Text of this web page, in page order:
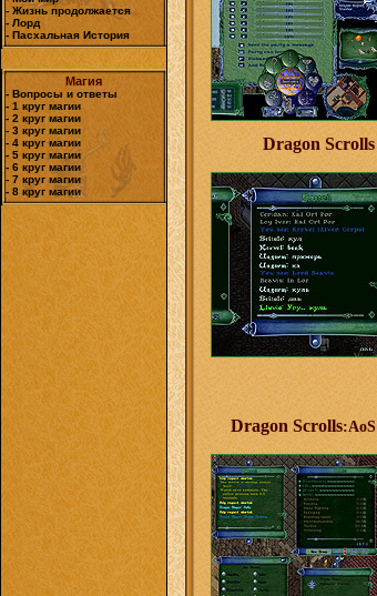
- Жизнь продолжается
- Лорд
- Пасхальная История
Магия
- Вопросы и ответы
- 1 круг магии
- 2 круг магии
- 3 круг магии
- 4 круг магии
- 5 круг магии
- 6 круг магии
- 7 круг магии
- 8 круг магии
Dragon Scrolls
Dragon Scrolls:AoS